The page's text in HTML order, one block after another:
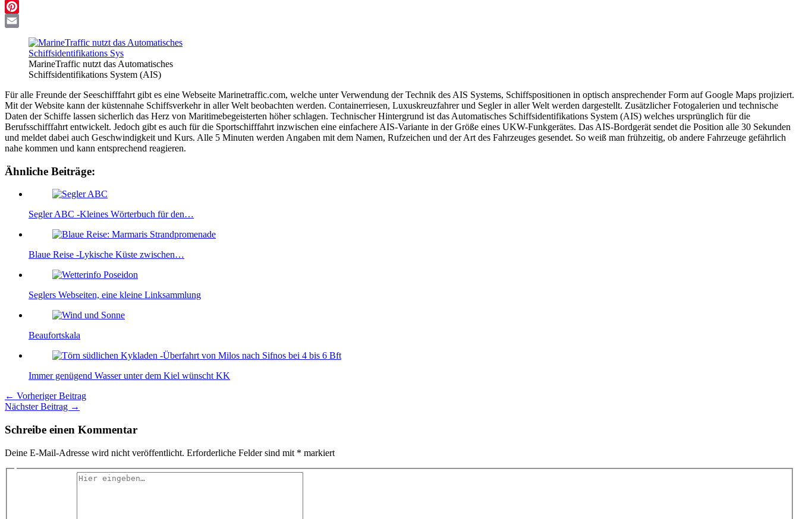
Facebook
Pinterest
MarineTraffic nutzt das Automatisches
Schiffsidentifikations System (AIS)
Für alle Freunde der Seeschifffahrt gibt es eine Webseite Marinetraffic.com, welche unter Verwendung der Technik des AIS Systems, Schiffspositionen in optisch ansprechender Form auf Google Maps projiziert.
Mit der Website kann der küstennahe Schiffsverkehr in aller Welt beobachten werden. Containerriesen, Luxuskreuzfahrer und Segler in aller Welt werden dargestellt. Zusätzlicher Fotogalerien und technische
Daten der Schiffe lassen sicherlich das Herz von Maritimebegeisterten höher schlagen. Technischer Hintergrund ist das Automatisches Schiffsidentifikations System (AIS) welches ursprünglich für die
Berufsschifffahrt entwickelt. Jedoch gibt es auch für die Sportschifffahrt inzwischen eine einfachere AIS-Variante in der Größe eines UKW-Funkgerätes. Das AIS-Bordgerät sendet die Position alle 30 Sekunden
und meldet dabei auch Geschwindigkeit und Kurs. Alle 5 Minuten werden Angaben mit dem Namen, Rufzeichen und der Art des Fahrzeuges gesendet. So weiß man frühzeitig, ob andere Fahrzeuge gefährlich
nahe kommen und kann entsprechend reagieren.
Ähnliche Beiträge:
Segler ABC -Kleines Wörterbuch für den…
Blaue Reise -Lykische Küste zwischen…
Seglers Webseiten, eine kleine Linksammlung
Beaufortskala
Immer genügend Wasser unter dem Kiel wünscht KK
← Vorheriger Beitrag
Nächster Beitrag →
Schreibe einen Kommentar
Deine E-Mail-Adresse wird nicht veröffentlicht. Erforderliche Felder sind mit * markiert